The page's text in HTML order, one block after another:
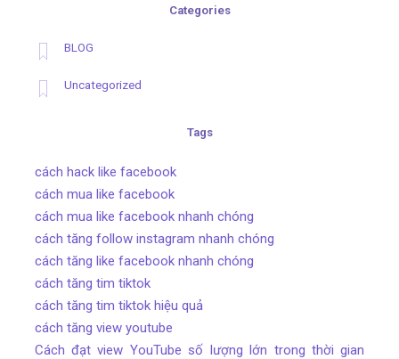
Categories
BLOG
Uncategorized
Tags
cách hack like facebook
cách mua like facebook
cách mua like facebook nhanh chóng
cách tăng follow instagram nhanh chóng
cách tăng like facebook nhanh chóng
cách tăng tim tiktok
cách tăng tim tiktok hiệu quả
cách tăng view youtube
Cách đạt view YouTube số lượng lớn trong thời gian